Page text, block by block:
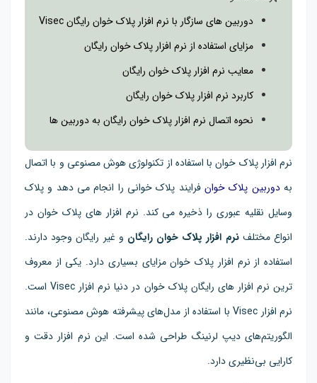
دوربین های سازگار با نرم افزار پلاک خوان رایگان Visec
مزایای استفاده از نرم افزار پلاک خوان رایگان
معایب نرم افزار پلاک خوان رایگان
کاربرد نرم افزار پلاک خوان رایگان
نحوه اتصال نرم افزار پلاک خوان رایگان به دوربین ها
نرم افزار پلاک خوان با استفاده از تکنولوژی هوش مصنوعی و با اتصال
بهدوربین پلاک خوان فرایند پلاک خوانی را انجام می دهد و پلاک
وسایل نقلیه عبوری را ذخیره می کند. نرم افزار های پلاک خوان در
انواع مختلفنرم افزار پلاک خوان رایگان و غیر رایگان وجود دارند.
استفاده از نرم افزار پلاک خوان مزایای بسیاری دارد. یکی از معروف
ترین نرم افزار های رایگان پلاک خوان در دنیا نرم افزار Visec است.
نرم افزار Visec با استفاده از مدل‌های پیشرفته هوش مصنوعی، مانند
الگوریتم‌های دیپ لرنینگ طراحی شده است. این نرم افزار دقت و
کارایی بی‌نظیری دارد.